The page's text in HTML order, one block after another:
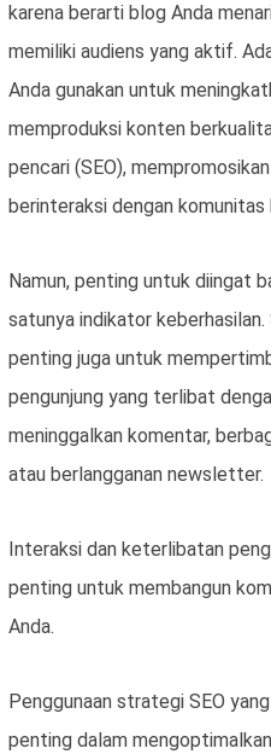
karena berarti blog Anda
memiliki audiens yang aktif.
Anda gunakan untuk
memproduksi konten
pencari (SEO),
berinteraksi dengan komunitas
Namun, penting untuk diingat
satunya indikator keberhasilan.
penting juga untuk
pengunjung yang terlibat
meninggalkan komentar,
atau berlangganan newsletter.
Interaksi dan keterlibatan
penting untuk membangun
Anda.
Penggunaan strategi SEO
penting dalam